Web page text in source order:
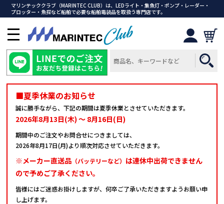
マリンテッククラブ（MARINTEC CLUB）は、LEDライト・集魚灯・ポンプ・レーダー・
プロッター・魚探など船舶で必要な船舶電装品を取扱う専門店です。
メ
ニ
ュ
ー
を
■夏季休業のお知らせ
誠に勝手ながら、下記の期間は夏季休業とさせていただきます。
2026年8月13日(木) ～ 8月16日(日)
期間中のご注文やお問合せにつきましては、
2026年8月17日(月)より順次対応させていただきます。
※メーカー直送品 （バッテリーなど） は連休中出荷できません
ので予めご了承ください。
皆様にはご迷惑お掛けしますが、何卒ご了承いただきますようお願い申
し上げます。